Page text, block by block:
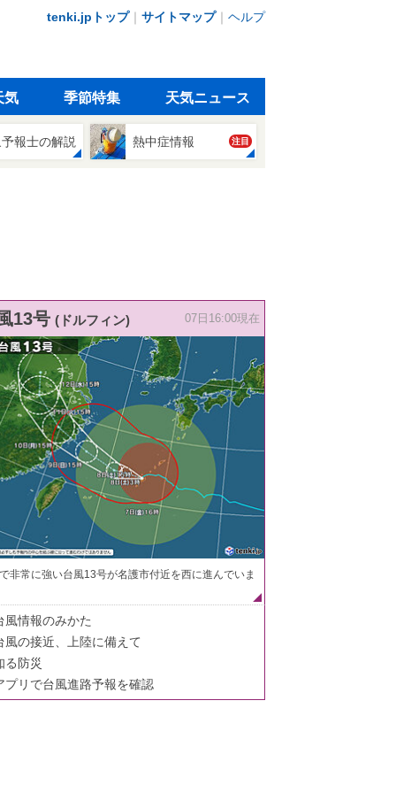
tenki.jpトップ｜ サイトマップ｜ ヘルプ
気 季節特集 天気ニュース
報士の解説 熱中症情報 注目
13号 (ドルフィン) 07日16:00現在
非常に強い台風13号が名護市付近を西に進んでいま
風情報のみかた
風の接近、上陸に備えて
る防災
プリで台風進路予報を確認